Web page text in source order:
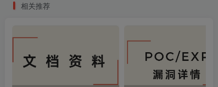
相关推荐